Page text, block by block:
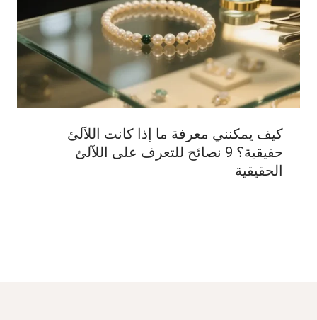
كيف يمكنني معرفة ما إذا كانت اللآلئ
حقيقية؟ 9 نصائح للتعرف على اللآلئ
الحقيقية